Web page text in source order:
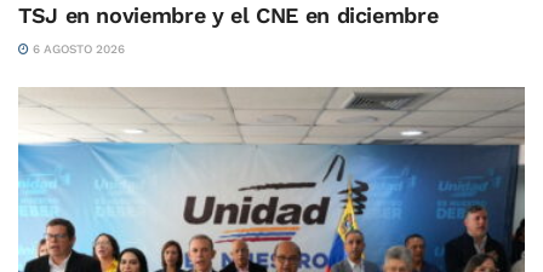
TSJ en noviembre y el CNE en diciembre
6 AGOSTO 2026